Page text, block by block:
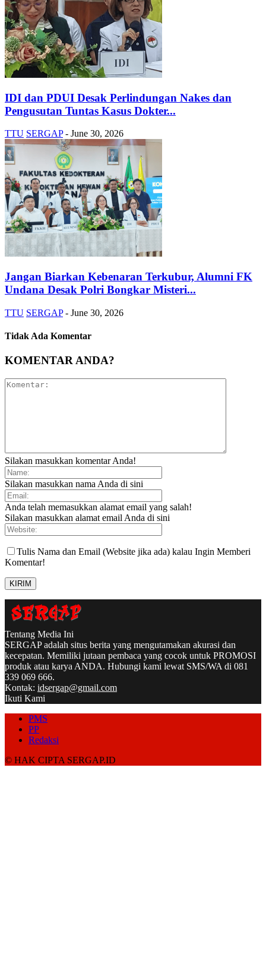
IDI dan PDUI Desak Perlindungan Nakes dan
Pengusutan Tuntas Kasus Dokter...
TTU SERGAP - June 30, 2026
Jangan Biarkan Kebenaran Terkubur, Alumni FK
Undana Desak Polri Bongkar Misteri...
TTU SERGAP - June 30, 2026
Tidak Ada Komentar
KOMENTAR ANDA?
Silakan masukkan komentar Anda!
Silakan masukkan nama Anda di sini
Anda telah memasukkan alamat email yang salah!
Silakan masukkan alamat email Anda di sini
Tulis Nama dan Email (Website jika ada) kalau Ingin Memberi
Komentar!
Tentang Media Ini
SERGAP adalah situs berita yang mengutamakan akurasi dan
kecepatan. Memiliki jutaan pembaca yang cocok untuk PROMOSI
produk atau karya ANDA. Hubungi kami lewat SMS/WA di 081
339 069 666.
Kontak: idsergap@gmail.com
Ikuti Kami
PMS
PP
Redaksi
© HAK CIPTA SERGAP.ID